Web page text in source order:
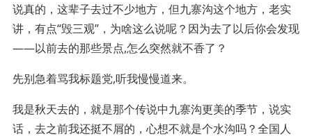
说真的，这辈子去过不少地方，但九寨沟这个地方，老实
讲，有点“毁三观”，为啥这么说呢？因为去了以后你会发现
——以前去的那些景点,怎么突然就不香了？
先别急着骂我标题党,听我慢慢道来。
我是秋天去的，就是那个传说中九寨沟更美的季节，说实
话，去之前我还挺不屑的，心想不就是个水沟吗？全国人